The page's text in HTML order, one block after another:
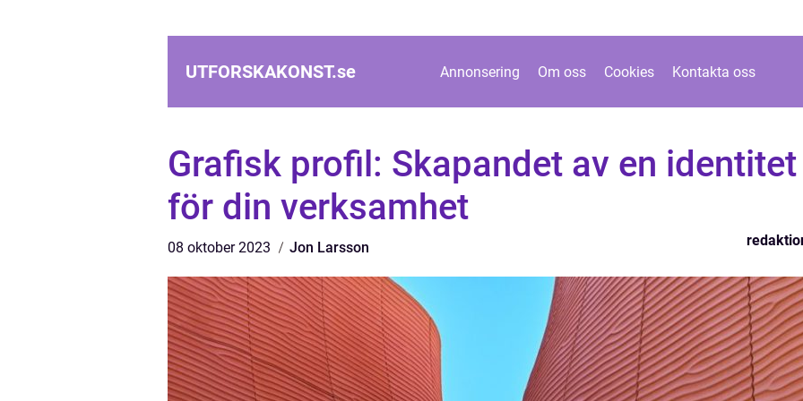
UTFORSKAKONST.se Annonsering Om oss Cookies Kontakta oss
Grafisk profil: Skapandet av en identitet
för din verksamhet
08 oktober 2023 Jon Larsson